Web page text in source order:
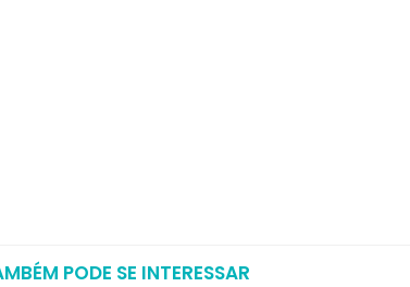
PODE SE INTERESSAR